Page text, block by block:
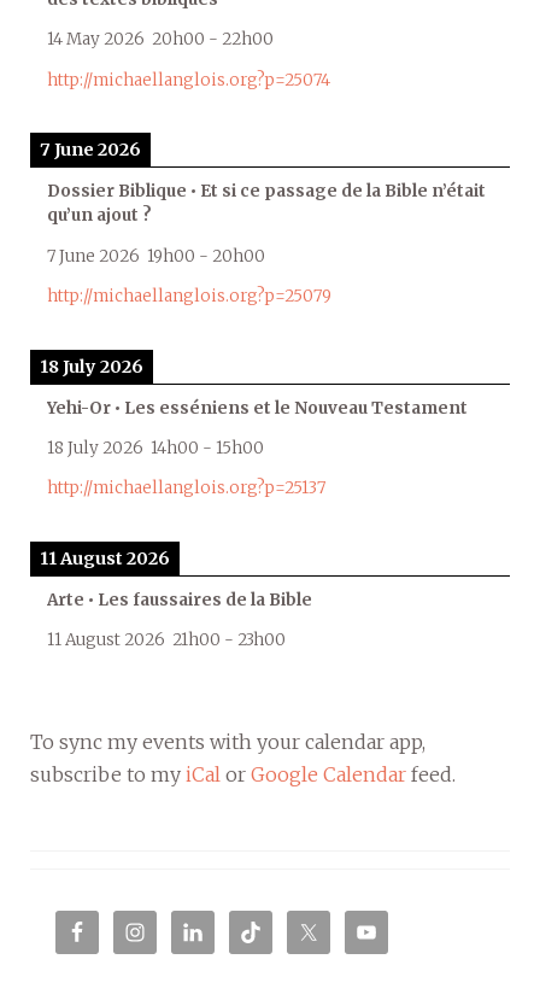
14 May 2026 20h00 - 22h00
http://michaellanglois.org?p=25074
7 June 2026
Dossier Biblique • Et si ce passage de la Bible n’était
qu’un ajout ?
7 June 2026 19h00 - 20h00
http://michaellanglois.org?p=25079
18 July 2026
Yehi-Or • Les esséniens et le Nouveau Testament
18 July 2026 14h00 - 15h00
http://michaellanglois.org?p=25137
11 August 2026
Arte • Les faussaires de la Bible
11 August 2026 21h00 - 23h00
To sync my events with your calendar app,
subscribe to my iCal or Google Calendar feed.